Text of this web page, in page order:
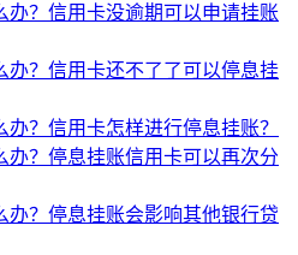
办？信用卡没逾期可以申请挂账
办？信用卡还不了了可以停息挂
？信用卡怎样进行停息挂账？
办？停息挂账信用卡可以再次分
办？停息挂账会影响其他银行贷